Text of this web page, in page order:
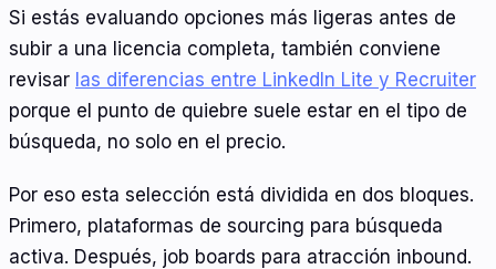
Si estás evaluando opciones más ligeras antes de
subir a una licencia completa, también conviene
revisar las diferencias entre LinkedIn Lite y Recruiter
porque el punto de quiebre suele estar en el tipo de
búsqueda, no solo en el precio.
Por eso esta selección está dividida en dos bloques.
Primero, plataformas de sourcing para búsqueda
activa. Después, job boards para atracción inbound.